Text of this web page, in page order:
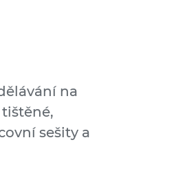
na
sešity a